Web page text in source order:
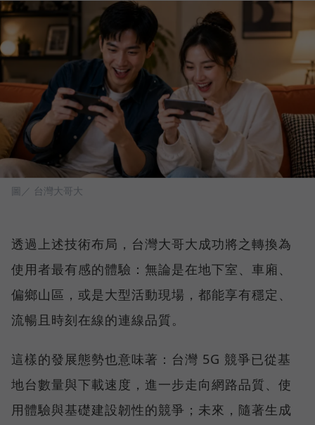
圖／ 台灣大哥大
透過上述技術布局，台灣大哥大成功將之轉換為
使用者最有感的體驗：無論是在地下室、車廂、
偏鄉山區，或是大型活動現場，都能享有穩定、
流暢且時刻在線的連線品質。
這樣的發展態勢也意味著：台灣 5G 競爭已從基
地台數量與下載速度，進一步走向網路品質、使
用體驗與基礎建設韌性的競爭；未來，隨著生成